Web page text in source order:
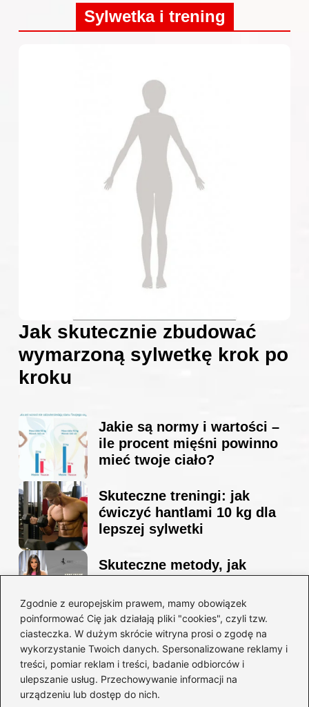
Zgodnie z europejskim prawem, mamy obowiązek
poinformować Cię jak działają pliki "cookies", czyli tzw.
ciasteczka. W dużym skrócie witryna prosi o zgodę na
wykorzystanie Twoich danych. Spersonalizowane reklamy i
treści, pomiar reklam i treści, badanie odbiorców i
ulepszanie usług. Przechowywanie informacji na
urządzeniu lub dostęp do nich.
Sylwetka i trening
Jak skutecznie zbudować
wymarzoną sylwetkę krok po
kroku
Jakie są normy i wartości –
ile procent mięśni powinno
mieć twoje ciało?
Skuteczne treningi: jak
ćwiczyć hantlami 10 kg dla
lepszej sylwetki
Skuteczne metody, jak
sylwetkę w zaledwie 90 dni
Idealny garnitur: jak dobrać
go do swojej sylwetki?